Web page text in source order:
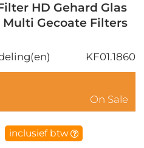
HD Gehard Glas
Multi Gecoate Filters
KF01.1860
On Sale
inclusief btw